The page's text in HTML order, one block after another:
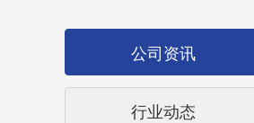
公司资讯
行业动态